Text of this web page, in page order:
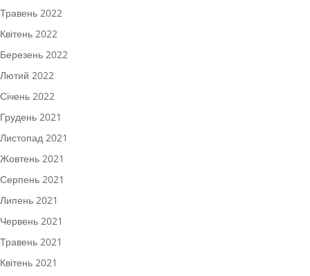
Травень 2022
Квітень 2022
Березень 2022
Лютий 2022
Січень 2022
Грудень 2021
Листопад 2021
Жовтень 2021
Серпень 2021
Липень 2021
Червень 2021
Травень 2021
Квітень 2021